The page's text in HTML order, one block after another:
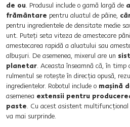
de ou. Produsul include o gamă largă de
frământare pentru aluatul de pâine,
pentru ingredientele de densitate medie
unt. Puteţi seta viteza de amestecare
amestecarea rapidă a aluatului sau
albuşuri. De asemenea, mixerul are un
planetar. Aceasta înseamnă că, în
rulmentul se roteşte în direcţia opusă,
ingredientelor. Robotul include o maşină
asemenea extensii pentru
paste. Cu acest asistent
va mai surprinde.